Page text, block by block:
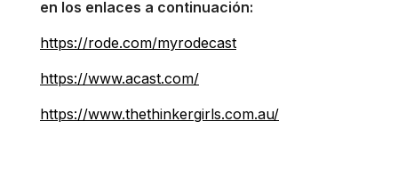
en los enlaces a continuación:
https://rode.com/myrodecast
https://www.acast.com/
https://www.thethinkergirls.com.au/